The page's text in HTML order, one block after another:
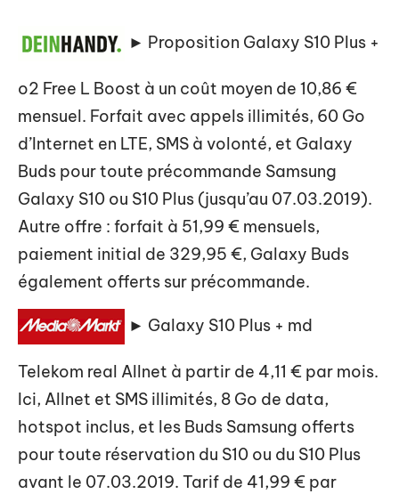
► Proposition Galaxy S10 Plus +
o2 Free L Boost à un coût moyen de 10,86 €
mensuel. Forfait avec appels illimités, 60 Go
d’Internet en LTE, SMS à volonté, et Galaxy
Buds pour toute précommande Samsung
Galaxy S10 ou S10 Plus (jusqu’au 07.03.2019).
Autre offre : forfait à 51,99 € mensuels,
paiement initial de 329,95 €, Galaxy Buds
également offerts sur précommande.
► Galaxy S10 Plus + md
Telekom real Allnet à partir de 4,11 € par mois.
Ici, Allnet et SMS illimités, 8 Go de data,
hotspot inclus, et les Buds Samsung offerts
pour toute réservation du S10 ou du S10 Plus
avant le 07.03.2019. Tarif de 41,99 € par